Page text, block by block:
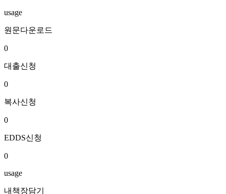
usage
원문다운로드
0
대출신청
0
복사신청
0
EDDS신청
0
usage
내책장담기